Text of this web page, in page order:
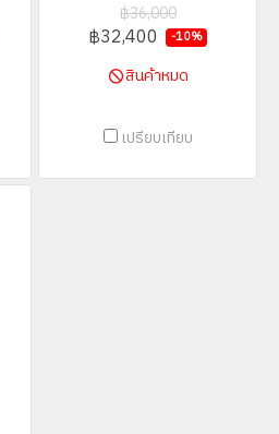
฿36,000
฿32,400 -10%
สินค้าหมด
เปรียบเทียบ